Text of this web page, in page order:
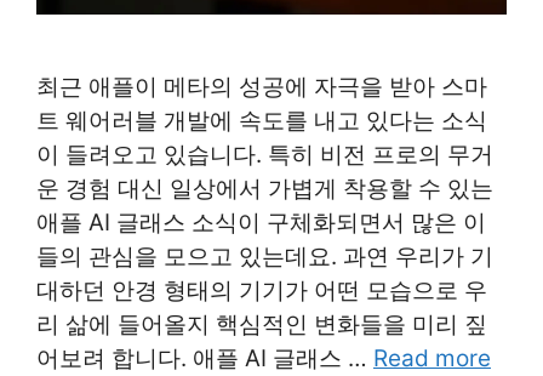
최근 애플이 메타의 성공에 자극을 받아 스마
트 웨어러블 개발에 속도를 내고 있다는 소식
이 들려오고 있습니다. 특히 비전 프로의 무거
운 경험 대신 일상에서 가볍게 착용할 수 있는
애플 AI 글래스 소식이 구체화되면서 많은 이
들의 관심을 모으고 있는데요. 과연 우리가 기
대하던 안경 형태의 기기가 어떤 모습으로 우
리 삶에 들어올지 핵심적인 변화들을 미리 짚
어보려 합니다. 애플 AI 글래스 … Read more